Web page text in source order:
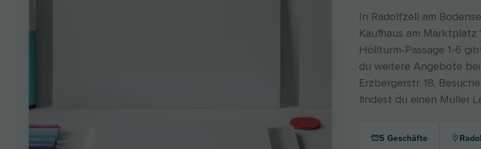
In Radolfzell am
Kaufhaus am Marktplatz
Höllturm-Passage 1-6
du weitere Angebote
Erzbergerstr. 18.
findest du einen Müller
5 Geschäfte